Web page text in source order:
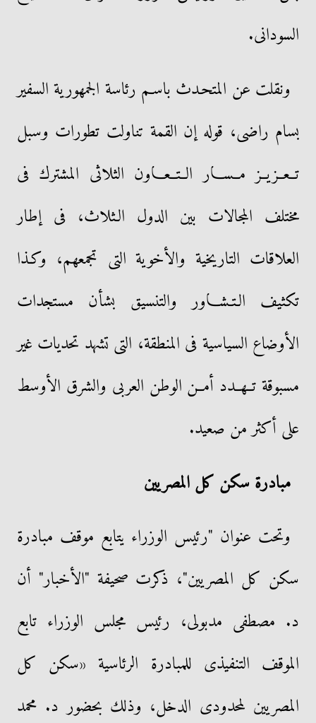
السودانى.
ونقلت عن المتحـدث باسـم رئاسة الجمهورية السفير
بسام راضى، قوله إن القمة تناولت تطورات وسبل
تــعــزيــز مــســار الــتــعــاون الثلاثى المشترك فى
مختلف المجالات بين الدول الـثلاث، فى إطار
العلاقات التاريخية والأخوية التى تجمعهم، وكـذا
تكثيف الـتـشـاور والتنسيق بشأن مستجدات
الأوضاع السياسية فى المنطقة، التى تشهد تحديات غير
مسبوقة تــهــدد أمــن الوطن العربى والشرق الأوسط
على أكثر من صعيد.
مبادرة سكن كل المصريين
وتحت عنوان "رئيس الوزراء يتابع موقف مبادرة
سكن كل المصريين"، ذكرت صحيفة "الأخبار" أن
د. مصطفى مدبولى، رئيس مجلس الوزراء تابع
الموقف التنفيذى للمبادرة الرئاسية «سكن كل
المصريين لمحدودى الدخل، وذلك بحضور د. محمد